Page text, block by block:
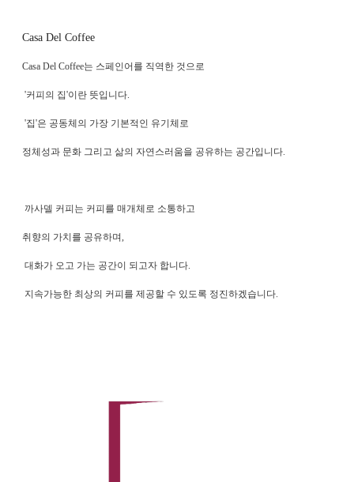
Casa Del Coffee
Casa Del Coffee는 스페인어를 직역한 것으로
'커피의 집'이란 뜻입니다.
'집'은 공동체의 가장 기본적인 유기체로
정체성과 문화 그리고 삶의 자연스러움을 공유하는 공간입니다.
까사델 커피는 커피를 매개체로 소통하고
취향의 가치를 공유하며,
대화가 오고 가는 공간이 되고자 합니다.
지속가능한 최상의 커피를 제공할 수 있도록 정진하겠습니다.